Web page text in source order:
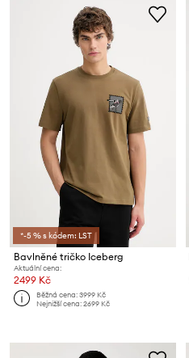
*-5 % s kódem: LST
Bavlněné tričko Iceberg
Aktuální cena:
2499 Kč
Běžná cena:3999 Kč
Nejnižší cena:2699 Kč